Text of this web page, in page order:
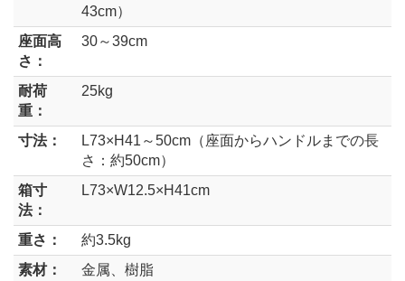
43cm）
座面高
さ：
30～39cm
耐荷
重：
25kg
寸法：
L73×H41～50cm（座面からハンドルまでの長
さ：約50cm）
箱寸
法：
L73×W12.5×H41cm
重さ：
約3.5kg
素材：
金属、樹脂